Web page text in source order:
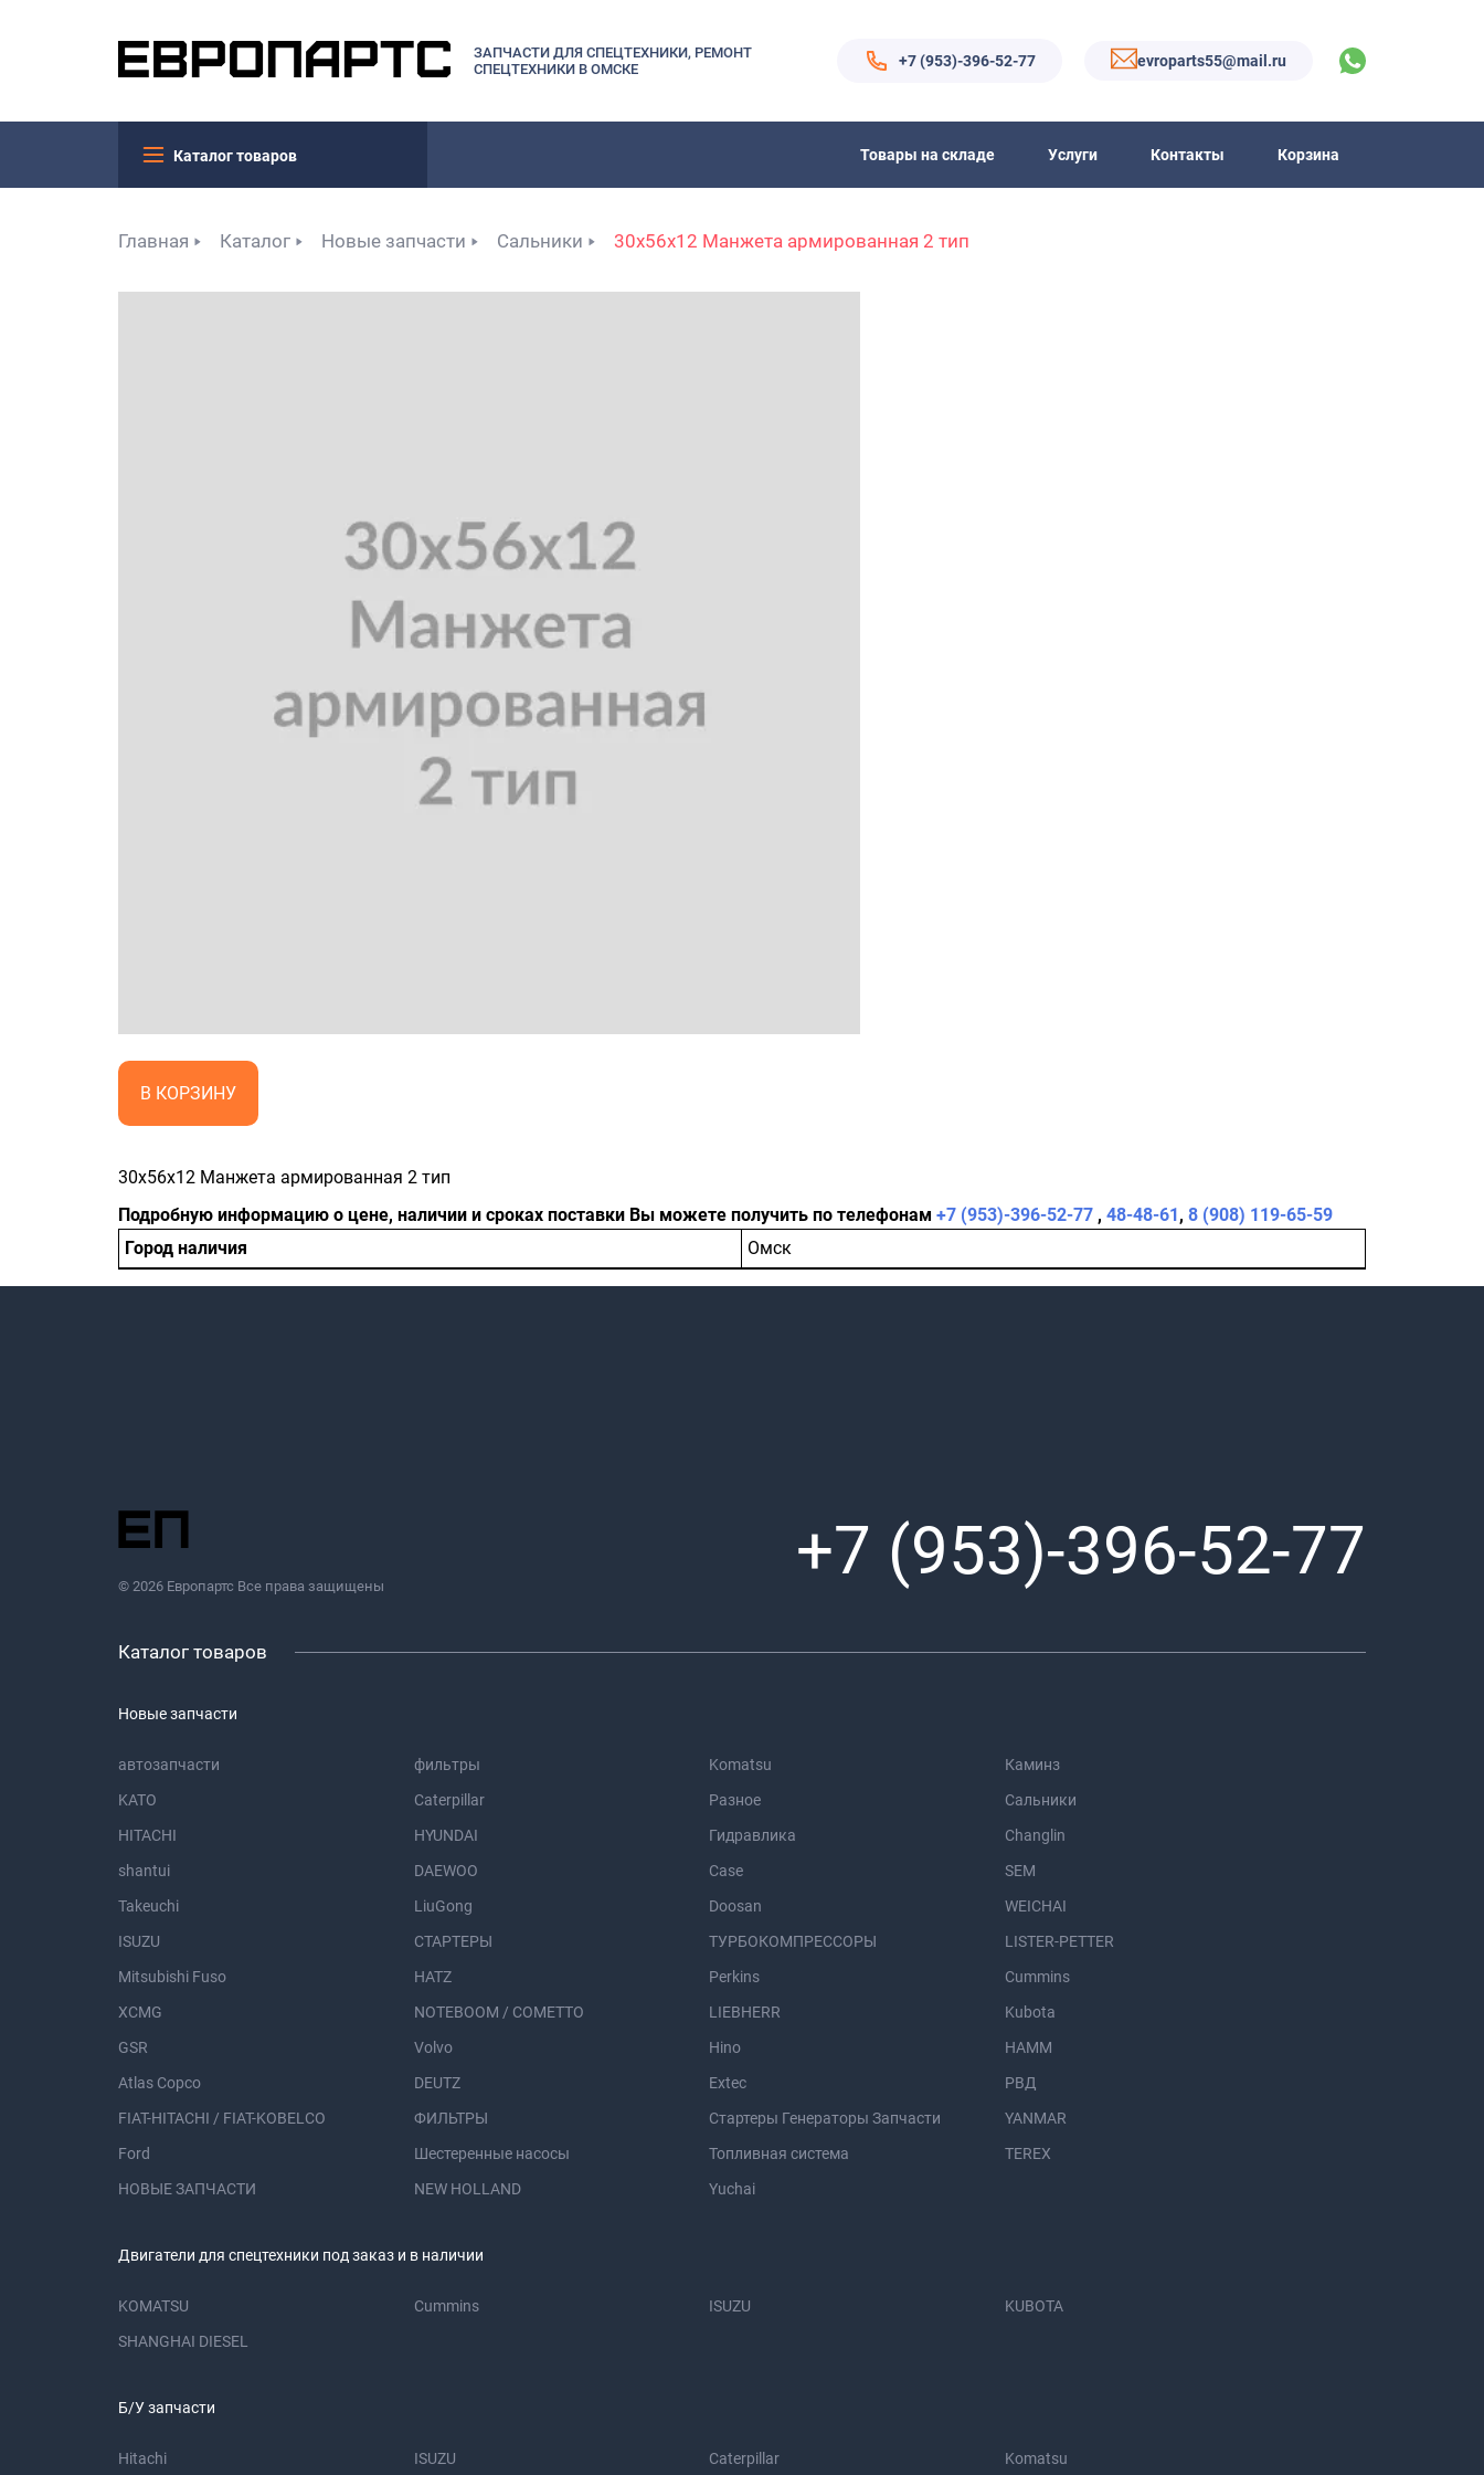
ЗАПЧАСТИ ДЛЯ СПЕЦТЕХНИКИ, РЕМОНТ
СПЕЦТЕХНИКИ В ОМСКЕ
+7 (953)-396-52-77 evroparts55@mail.ru
Каталог товаров Товары на складе Услуги Контакты Корзина
Главная Каталог Новые запчасти Сальники 30x56x12 Манжета армированная 2 тип
В КОРЗИНУ
30x56x12 Манжета армированная 2 тип
Подробную информацию о цене, наличии и сроках поставки Вы можете получить по телефонам +7 (953)-396-52-77 , 48-48-61, 8 (908) 119-65-59
Город наличия
Омск
© 2026 Европартс Все права защищены +7 (953)-396-52-77
Каталог товаров
Новые запчасти
автозапчасти фильтры Komatsu
Каминз
KATO
Caterpillar Разное
Сальники
HITACHI
HYUNDAI Гидравлика
Changlin
shantui
DAEWOO Case
SEM
Takeuchi
LiuGong Doosan
WEICHAI
ISUZU
СТАРТЕРЫ ТУРБОКОМПРЕССОРЫ
LISTER-PETTER
Mitsubishi Fuso
HATZ Perkins
Cummins
XCMG
NOTEBOOM / COMETTO LIEBHERR
Kubota
GSR
Volvo Hino
HAMM
Atlas Copco
DEUTZ Extec
РВД
FIAT-HITACHI / FIAT-KOBELCO
ФИЛЬТРЫ Стартеры Генераторы Запчасти
YANMAR
Ford
Шестеренные насосы Топливная система
TEREX
НОВЫЕ ЗАПЧАСТИ
NEW HOLLAND Yuchai
Двигатели для спецтехники под заказ и в наличии
KOMATSU Cummins ISUZU
KUBOTA
SHANGHAI DIESEL
Б/У запчасти
Hitachi ISUZU Caterpillar Komatsu